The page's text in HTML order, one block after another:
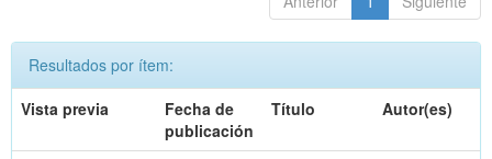
Resultados por ítem:
Vista previa
Fecha de
publicación
Título Autor(es)